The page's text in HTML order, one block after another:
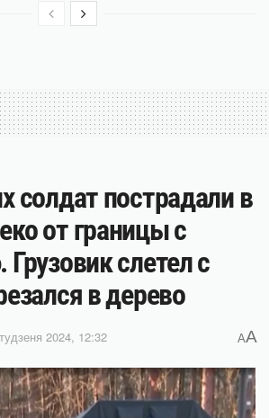
солдат пострадали в
от границы с
слетел с
в дерево
2024, 12:32 AA